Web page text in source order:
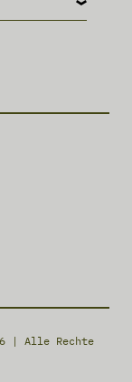
| Alle Rechte